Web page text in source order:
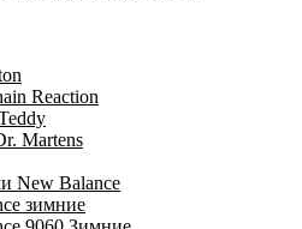
Reaction
Martens
New Balance
зимние